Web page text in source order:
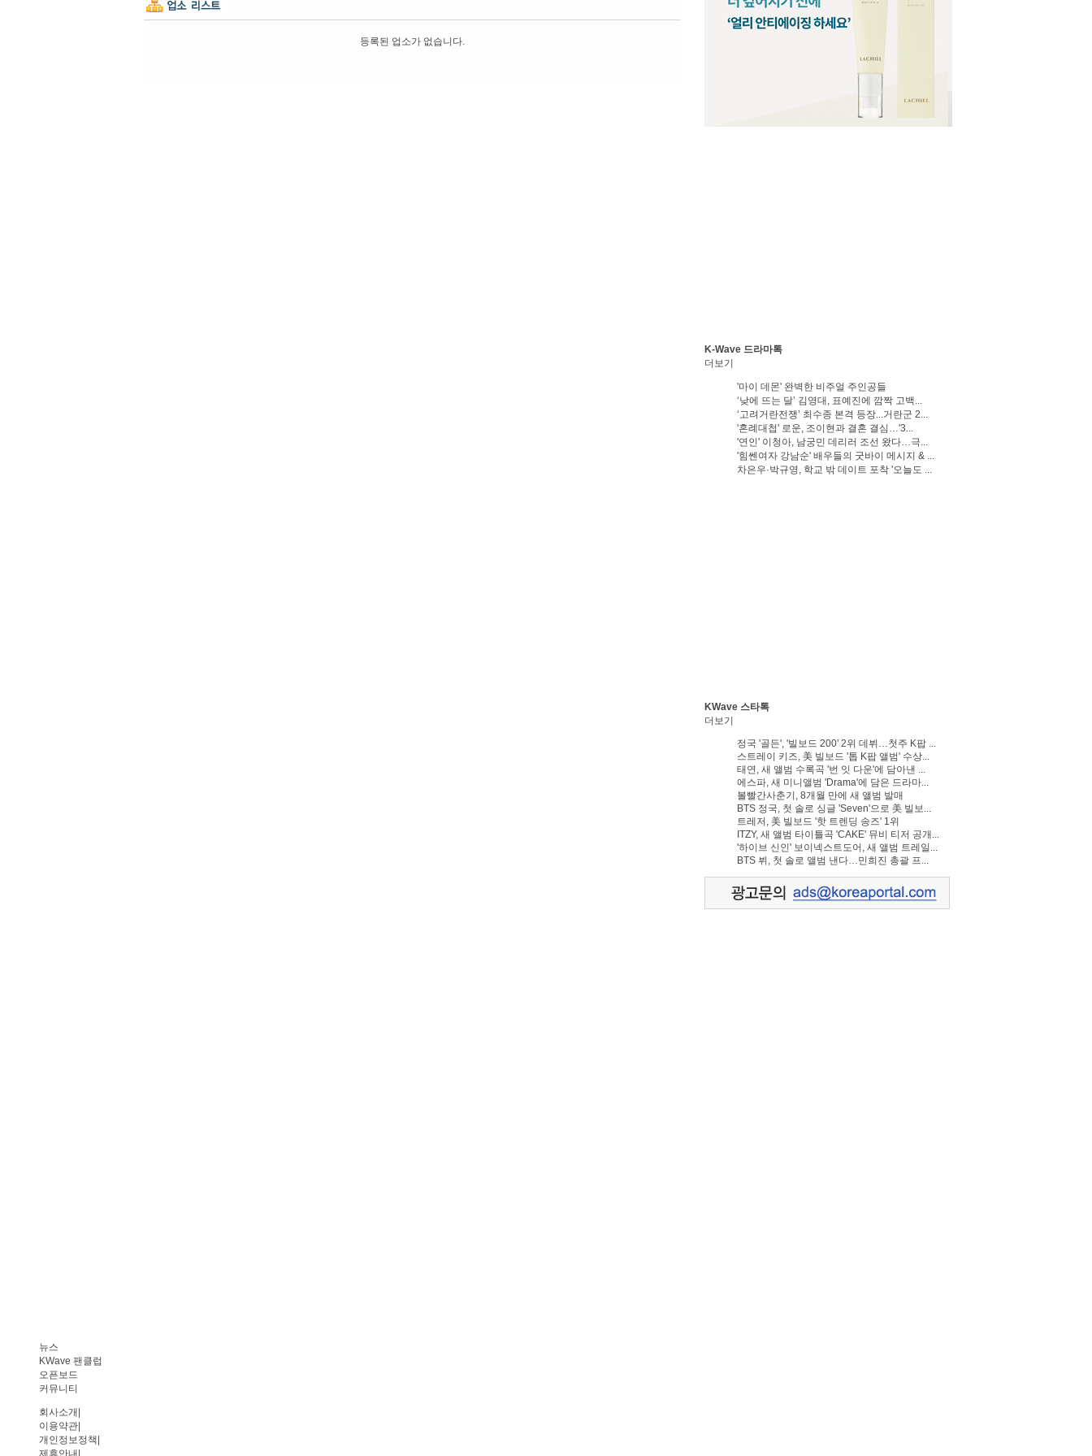
등록된 업소가 없습니다.
K-Wave 드라마톡
더보기
'마이 데몬' 완벽한 비주얼 주인공들
‘낮에 뜨는 달’ 김영대, 표예진에 깜짝 고백...
‘고려거란전쟁’ 최수종 본격 등장...거란군 2...
'혼례대첩' 로운, 조이현과 결혼 결심…'3...
'연인' 이청아, 남궁민 데리러 조선 왔다…극...
'힘쎈여자 강남순' 배우들의 굿바이 메시지 & ...
차은우·박규영, 학교 밖 데이트 포착 '오늘도 ...
KWave 스타톡
더보기
정국 '골든', '빌보드 200' 2위 데뷔…첫주 K팝 ...
스트레이 키즈, 美 빌보드 '톱 K팝 앨범' 수상...
태연, 새 앨범 수록곡 '번 잇 다운'에 담아낸 ...
에스파, 새 미니앨범 'Drama'에 담은 드라마...
볼빨간사춘기, 8개월 만에 새 앨범 발매
BTS 정국, 첫 솔로 싱글 'Seven'으로 美 빌보...
트레저, 美 빌보드 '핫 트렌딩 송즈' 1위
ITZY, 새 앨범 타이틀곡 'CAKE' 뮤비 티저 공개...
'하이브 신인' 보이넥스트도어, 새 앨범 트레일...
BTS 뷔, 첫 솔로 앨범 낸다…민희진 총괄 프...
뉴스
KWave 팬클럽
오픈보드
커뮤니티
회사소개
이용약관
개인정보정책
제휴안내